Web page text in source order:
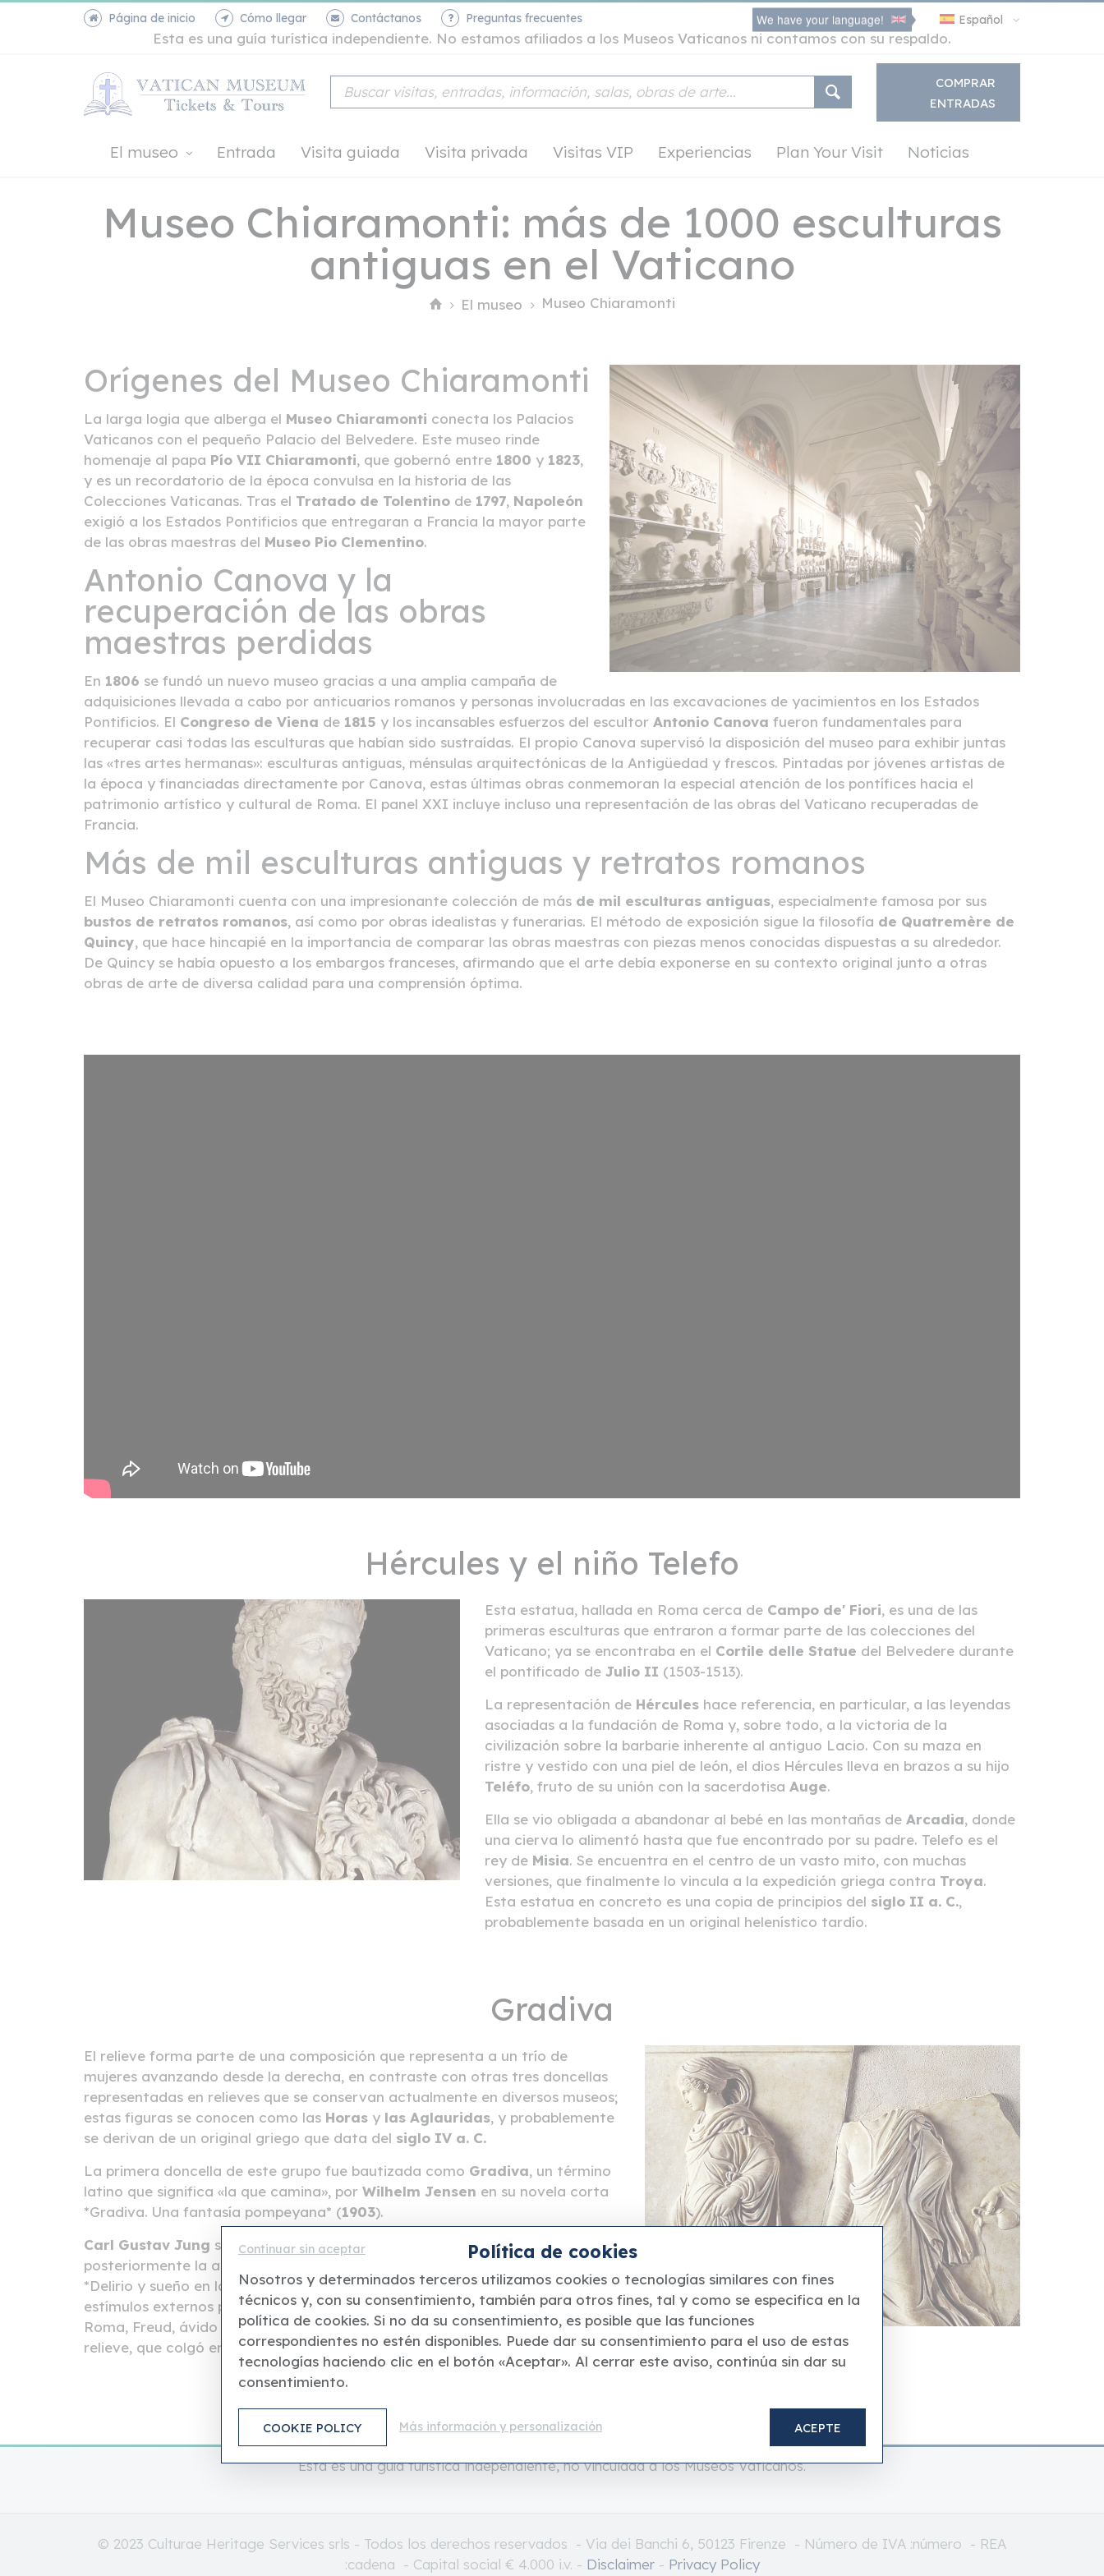
Página de inicio Cómo llegar Contáctanos Preguntas frecuentes We have your language! Español
Esta es una guía turística independiente. No estamos afiliados a los Museos Vaticanos ni contamos con su respaldo.
COMPRAR
ENTRADAS
El museo Entrada Visita guiada Visita privada Visitas VIP Experiencias Plan Your Visit Noticias
Museo Chiaramonti: más de 1000 esculturas
antiguas en el Vaticano
El museo Museo Chiaramonti
Orígenes del Museo Chiaramonti
La larga logia que alberga el Museo Chiaramonti conecta los Palacios
Vaticanos con el pequeño Palacio del Belvedere. Este museo rinde
homenaje al papa Pío VII Chiaramonti, que gobernó entre 1800 y 1823,
y es un recordatorio de la época convulsa en la historia de las
Colecciones Vaticanas. Tras el Tratado de Tolentino de 1797, Napoleón
exigió a los Estados Pontificios que entregaran a Francia la mayor parte
de las obras maestras del Museo Pio Clementino.
Antonio Canova y la
recuperación de las obras
maestras perdidas
En 1806 se fundó un nuevo museo gracias a una amplia campaña de
adquisiciones llevada a cabo por anticuarios romanos y personas involucradas en las excavaciones de yacimientos en los Estados
Pontificios. El Congreso de Viena de 1815 y los incansables esfuerzos del escultor Antonio Canova fueron fundamentales para
recuperar casi todas las esculturas que habían sido sustraídas. El propio Canova supervisó la disposición del museo para exhibir juntas
las «tres artes hermanas»: esculturas antiguas, ménsulas arquitectónicas de la Antigüedad y frescos. Pintadas por jóvenes artistas de
la época y financiadas directamente por Canova, estas últimas obras conmemoran la especial atención de los pontífices hacia el
patrimonio artístico y cultural de Roma. El panel XXI incluye incluso una representación de las obras del Vaticano recuperadas de
Francia.
Más de mil esculturas antiguas y retratos romanos
El Museo Chiaramonti cuenta con una impresionante colección de más de mil esculturas antiguas, especialmente famosa por sus
bustos de retratos romanos, así como por obras idealistas y funerarias. El método de exposición sigue la filosofía de Quatremère de
Quincy, que hace hincapié en la importancia de comparar las obras maestras con piezas menos conocidas dispuestas a su alrededor.
De Quincy se había opuesto a los embargos franceses, afirmando que el arte debía exponerse en su contexto original junto a otras
obras de arte de diversa calidad para una comprensión óptima.
Hércules y el niño Telefo
Esta estatua, hallada en Roma cerca de Campo de' Fiori, es una de las
primeras esculturas que entraron a formar parte de las colecciones del
Vaticano; ya se encontraba en el Cortile delle Statue del Belvedere durante
el pontificado de Julio II (1503-1513).
La representación de Hérculeshace referencia, en particular, a las leyendas
asociadas a la fundación de Roma y, sobre todo, a la victoria de la
civilización sobre la barbarie inherente al antiguo Lacio. Con su maza en
ristre y vestido con una piel de león, el dios Hércules lleva en brazos a su hijo
Teléfo, fruto de su unión con la sacerdotisa Auge.
Ella se vio obligada a abandonar al bebé en las montañas de Arcadia, donde
una cierva lo alimentó hasta que fue encontrado por su padre. Telefo es el
rey de Misia. Se encuentra en el centro de un vasto mito, con muchas
versiones, que finalmente lo vincula a la expedición griega contra Troya.
Esta estatua en concreto es una copia de principios del siglo II a. C.,
probablemente basada en un original helenístico tardío.
Gradiva
El relieve forma parte de una composición que representa a un trío de
mujeres avanzando desde la derecha, en contraste con otras tres doncellas
representadas en relieves que se conservan actualmente en diversos museos;
estas figuras se conocen como las Horas y las Aglauridas, y probablemente
se derivan de un original griego que data del siglo IV a. C.
La primera doncella de este grupo fue bautizada como Gradiva, un término
latino que significa «la que camina», por Wilhelm Jensen en su novela corta
*Gradiva. Una fantasía pompeyana* (1903).
Carl Gustav Jung señaló esta novela aSigmund Freud, quien
posteriormente la analizó como un estudio de caso psiquiátrico en su ensayo
*Delirio y sueño en la Gradiva de Jensen* (1906), ilustrando cómo los
estímulos externos pueden revelar tensiones psicológicas subyacentes. En
Roma, Freud, ávido coleccionista de arte antiguo, adquirió un molde de este
relieve, que colgó en la pared de su estudio junto a su famoso diván.
Esta es una guía turística independiente, no vinculada a los Museos Vaticanos.
© 2023 Culturae Heritage Services srls - Todos los derechos reservados - Via dei Banchi 6, 50123 Firenze - Número de IVA :número - REA
:cadena - Capital social € 4.000 i.v. - Disclaimer- Privacy Policy
Continuar sin aceptar Política de cookies
Nosotros y determinados terceros utilizamos cookies o tecnologías similares con fines
técnicos y, con su consentimiento, también para otros fines, tal y como se especifica en la
política de cookies. Si no da su consentimiento, es posible que las funciones
correspondientes no estén disponibles. Puede dar su consentimiento para el uso de estas
tecnologías haciendo clic en el botón «Aceptar». Al cerrar este aviso, continúa sin dar su
consentimiento.
COOKIE POLICY Más información y personalización ACEPTE